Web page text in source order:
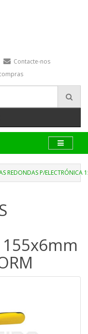
Contacte-nos
REDONDAS P/
155x6mm